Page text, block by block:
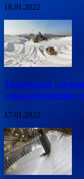
18.01.2022
Токсичная
17.01.2022